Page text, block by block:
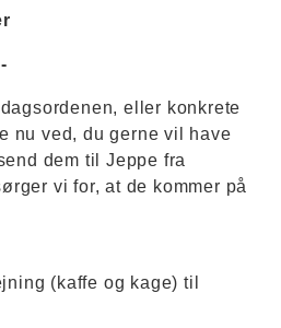
eller konkrete
nu ved, du gerne vil have
dem til Jeppe fra
vi for, at de kommer på
(kaffe og kage) til